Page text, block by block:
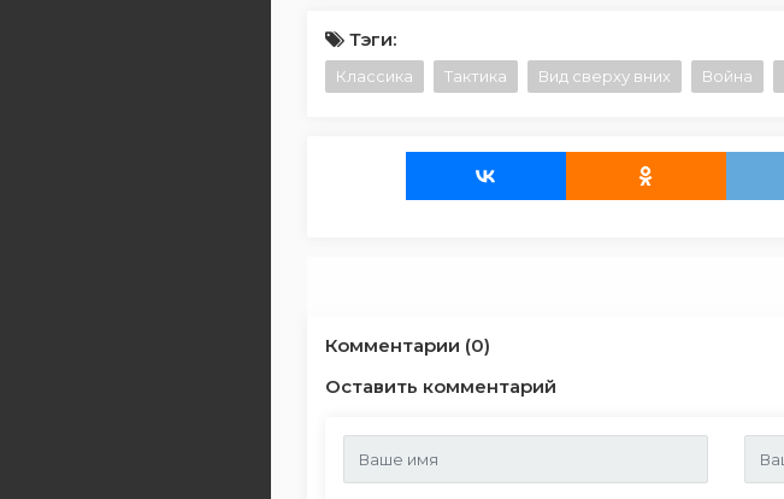
Тэги:
Классика Тактика Вид сверху вних Война
Комментарии (0)
Оставить комментарий